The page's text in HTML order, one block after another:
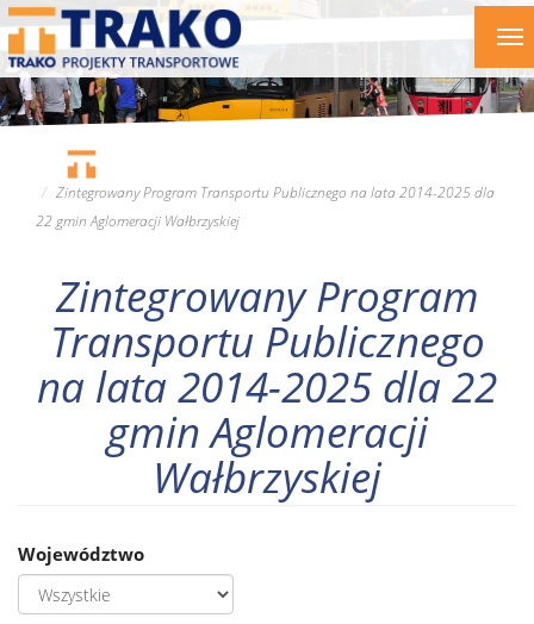
Przejdź
treści
Zintegrowany Program Transportu Publicznego na lata 2014-2025 dla
22 gmin Aglomeracji Wałbrzyskiej
Zintegrowany Program
Transportu Publicznego
na lata 2014-2025 dla 22
gmin Aglomeracji
Wałbrzyskiej
Województwo